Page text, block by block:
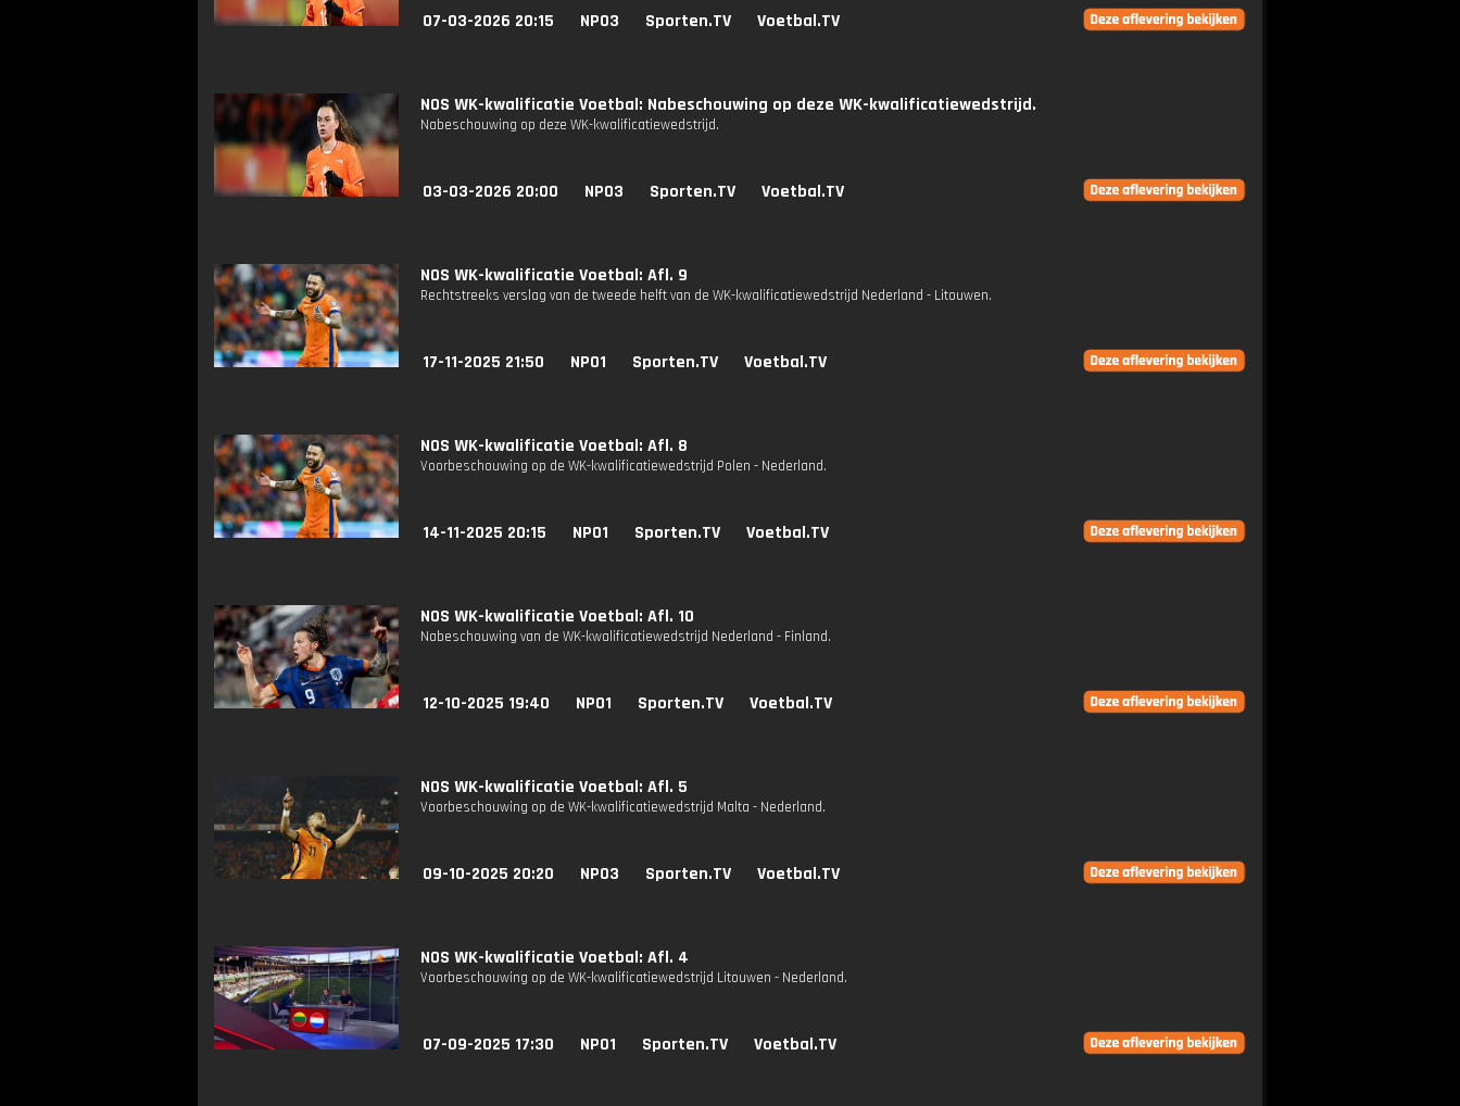
07-03-2026 20:15 NPO3 Sporten.TV Voetbal.TV
NOS WK-kwalificatie Voetbal: Nabeschouwing op deze WK-kwalificatiewedstrijd.
Nabeschouwing op deze WK-kwalificatiewedstrijd.
03-03-2026 20:00 NPO3 Sporten.TV Voetbal.TV
NOS WK-kwalificatie Voetbal: Afl. 9
Rechtstreeks verslag van de tweede helft van de WK-kwalificatiewedstrijd Nederland - Litouwen.
17-11-2025 21:50 NPO1 Sporten.TV Voetbal.TV
NOS WK-kwalificatie Voetbal: Afl. 8
Voorbeschouwing op de WK-kwalificatiewedstrijd Polen - Nederland.
14-11-2025 20:15 NPO1 Sporten.TV Voetbal.TV
NOS WK-kwalificatie Voetbal: Afl. 10
Nabeschouwing van de WK-kwalificatiewedstrijd Nederland - Finland.
12-10-2025 19:40 NPO1 Sporten.TV Voetbal.TV
NOS WK-kwalificatie Voetbal: Afl. 5
Voorbeschouwing op de WK-kwalificatiewedstrijd Malta - Nederland.
09-10-2025 20:20 NPO3 Sporten.TV Voetbal.TV
NOS WK-kwalificatie Voetbal: Afl. 4
Voorbeschouwing op de WK-kwalificatiewedstrijd Litouwen - Nederland.
07-09-2025 17:30 NPO1 Sporten.TV Voetbal.TV